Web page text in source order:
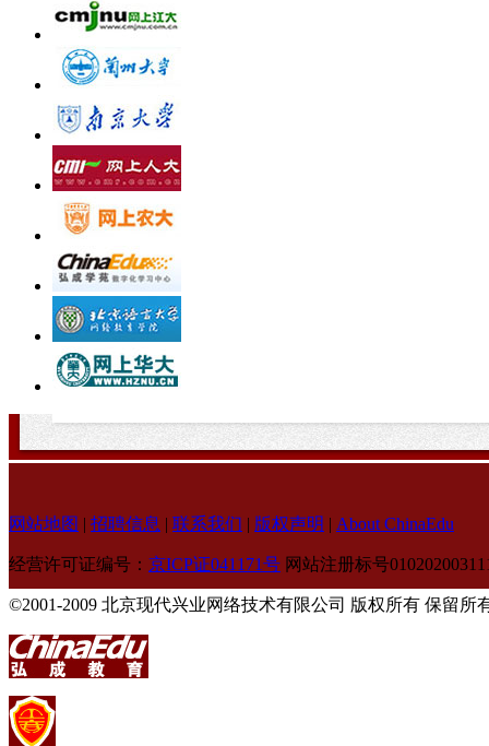
网站地图 | 招聘信息 | 联系我们 | 版权声明 | About ChinaEdu
经营许可证编号： 京ICP证041171号 网站注册标号
©2001-2009 北京现代兴业网络技术有限公司 版权所有 保留所